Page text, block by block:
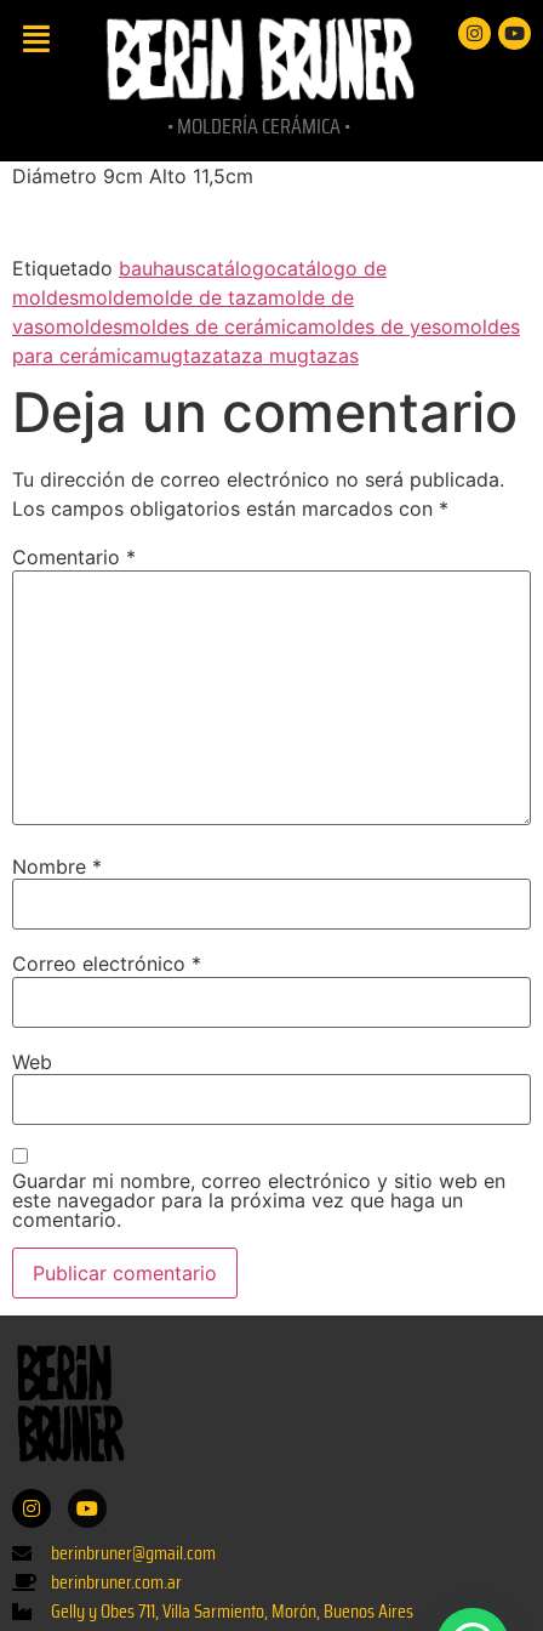
• MOLDERÍA CERÁMICA •
Diámetro 9cm Alto 11,5cm
Etiquetado bauhauscatálogocatálogo de
moldesmoldemolde de tazamolde de
vasomoldesmoldes de cerámicamoldes de yesomoldes
para cerámicamugtazataza mugtazas
Deja un comentario
Tu dirección de correo electrónico no será publicada.
Los campos obligatorios están marcados con *
Comentario *
Nombre *
Correo electrónico *
Web
Guardar mi nombre, correo electrónico y sitio web en
este navegador para la próxima vez que haga un
comentario.
berinbruner@gmail.com
berinbruner.com.ar
Gelly y Obes 711, Villa Sarmiento, Morón, Buenos Aires